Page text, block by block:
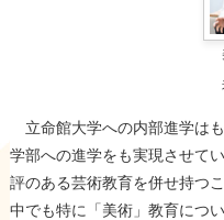
立命館大学への内部進学は
学部への進学をも実現させて
評のある芸術教育を併せ持つ
中でも特に「美術」教育につ